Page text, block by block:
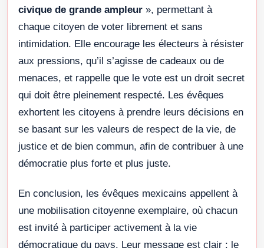
civique de grande ampleur », permettant à
chaque citoyen de voter librement et sans
intimidation. Elle encourage les électeurs à résister
aux pressions, qu’il s’agisse de cadeaux ou de
menaces, et rappelle que le vote est un droit secret
qui doit être pleinement respecté. Les évêques
exhortent les citoyens à prendre leurs décisions en
se basant sur les valeurs de respect de la vie, de
justice et de bien commun, afin de contribuer à une
démocratie plus forte et plus juste.
En conclusion, les évêques mexicains appellent à
une mobilisation citoyenne exemplaire, où chacun
est invité à participer activement à la vie
démocratique du pays. Leur message est clair : le